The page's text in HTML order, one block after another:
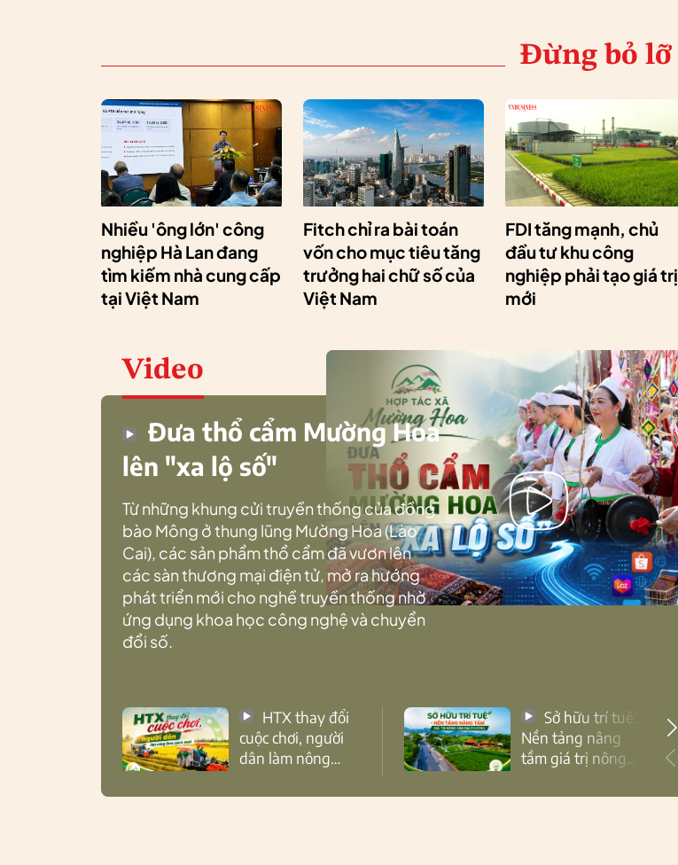
Đừng bỏ lỡ
Nhiều 'ông lớn' công
nghiệp Hà Lan đang
tìm kiếm nhà cung cấp
tại Việt Nam
Fitch chỉ ra bài toán
vốn cho mục tiêu tăng
trưởng hai chữ số của
Việt Nam
FDI tăng mạnh, chủ
đầu tư khu công
nghiệp phải tạo giá trị
mới
Video
Đưa thổ cẩm Mường Hoa
lên "xa lộ số"
Từ những khung cửi truyền thống của đồng
bào Mông ở thung lũng Mường Hoa (Lào
Cai), các sản phẩm thổ cẩm đã vươn lên
các sàn thương mại điện tử, mở ra hướng
phát triển mới cho nghề truyền thống nhờ
ứng dụng khoa học công nghệ và chuyển
đổi số.
cuộc chơi, người
dân làm nông
Nền tảng nâng
tầm giá trị nông